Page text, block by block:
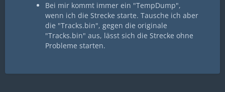
Bei mir kommt immer ein "TempDump",
wenn ich die Strecke starte. Tausche ich aber
die "Tracks.bin", gegen die originale
"Tracks.bin" aus, lässt sich die Strecke ohne
Probleme starten.